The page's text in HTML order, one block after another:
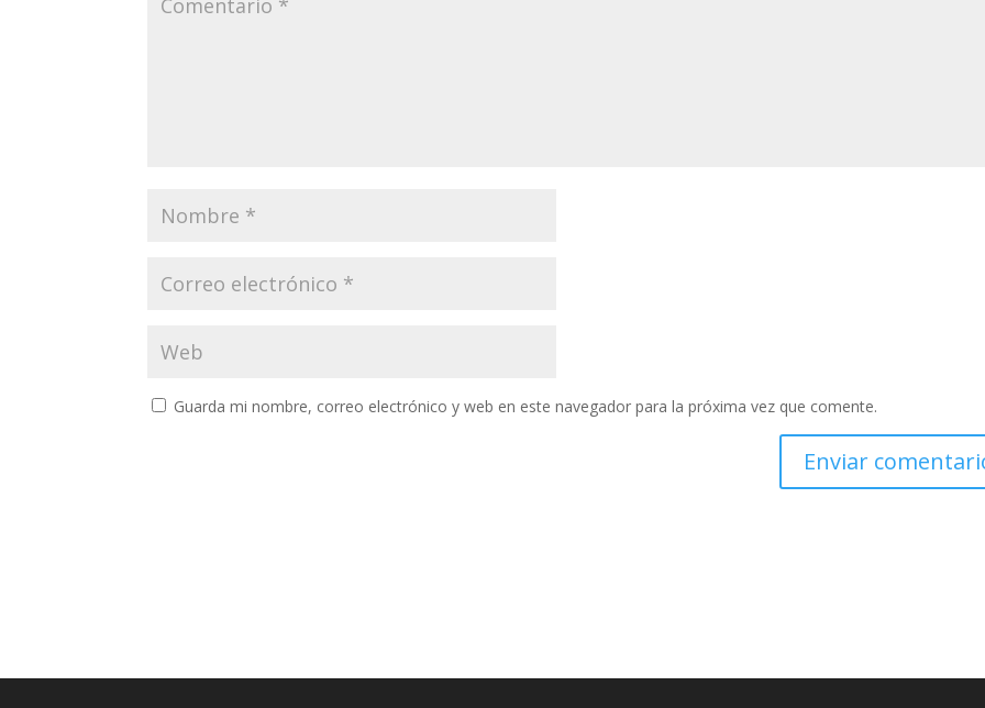
Guarda mi nombre, correo electrónico y web en este navegador para la próxima vez que comente.